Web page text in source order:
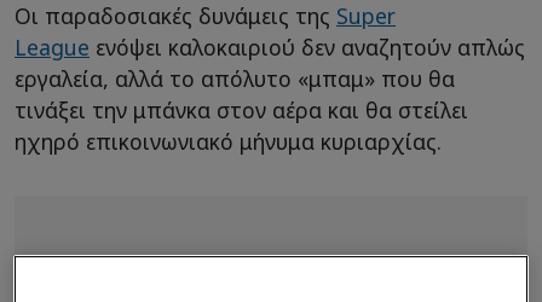
Οι παραδοσιακές δυνάμεις της Super
League ενόψει καλοκαιριού δεν αναζητούν απλώς
εργαλεία, αλλά το απόλυτο «μπαμ» που θα
τινάξει την μπάνκα στον αέρα και θα στείλει
ηχηρό επικοινωνιακό μήνυμα κυριαρχίας.